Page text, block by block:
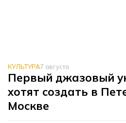
КУЛЬТУРА7 августа
Первый джазовый
хотят создать в
Москве